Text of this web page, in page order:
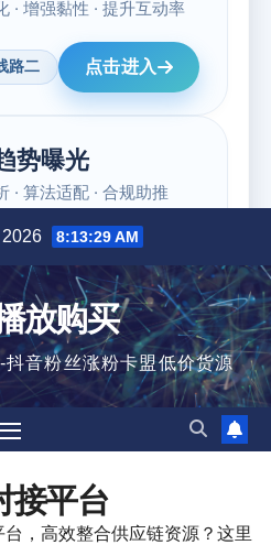
2026 8:13:30 AM
放购买
音粉丝涨粉卡盟低价货源
接平台
，高效整合供应链资源？这里